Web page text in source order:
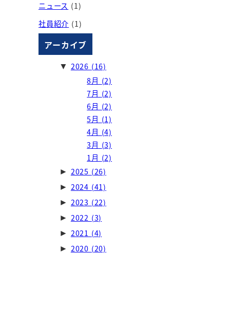
ニュース (1)
社員紹介 (1)
アーカイブ
▼ 2026 (16)
8月 (2)
7月 (2)
6月 (2)
5月 (1)
4月 (4)
3月 (3)
1月 (2)
► 2025 (26)
► 2024 (41)
► 2023 (22)
► 2022 (3)
► 2021 (4)
► 2020 (20)